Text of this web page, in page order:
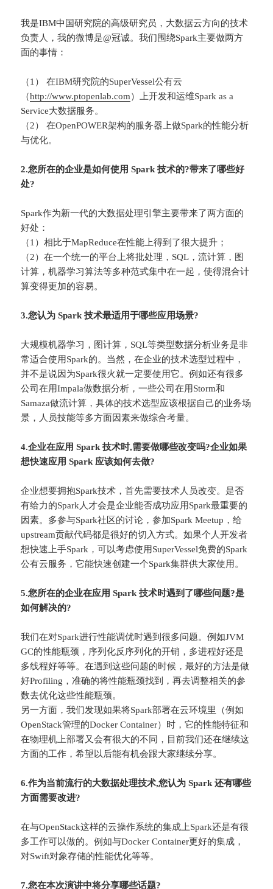
我是IBM中国研究院的高级研究员，大数据云方向的技术
负责人，我的微博是@冠诚。我们围绕Spark主要做两方
面的事情：
（1） 在IBM研究院的SuperVessel公有云
（http://www.ptopenlab.com）上开发和运维Spark as a
Service大数据服务。
（2） 在OpenPOWER架构的服务器上做Spark的性能分析
与优化。
2.您所在的企业是如何使用 Spark 技术的?带来了哪些好
处?
Spark作为新一代的大数据处理引擎主要带来了两方面的
好处：
（1）相比于MapReduce在性能上得到了很大提升；
（2）在一个统一的平台上将批处理，SQL，流计算，图
计算，机器学习算法等多种范式集中在一起，使得混合计
算变得更加的容易。
3.您认为 Spark 技术最适用于哪些应用场景?
大规模机器学习，图计算，SQL等类型数据分析业务是非
常适合使用Spark的。当然，在企业的技术选型过程中，
并不是说因为Spark很火就一定要使用它。例如还有很多
公司在用Impala做数据分析，一些公司在用Storm和
Samaza做流计算，具体的技术选型应该根据自己的业务场
景，人员技能等多方面因素来做综合考量。
4.企业在应用 Spark 技术时,需要做哪些改变吗?企业如果
想快速应用 Spark 应该如何去做?
企业想要拥抱Spark技术，首先需要技术人员改变。是否
有给力的Spark人才会是企业能否成功应用Spark最重要的
因素。多参与Spark社区的讨论，参加Spark Meetup，给
upstream贡献代码都是很好的切入方式。如果个人开发者
想快速上手Spark，可以考虑使用SuperVessel免费的Spark
公有云服务，它能快速创建一个Spark集群供大家使用。
5.您所在的企业在应用 Spark 技术时遇到了哪些问题?是
如何解决的?
我们在对Spark进行性能调优时遇到很多问题。例如JVM
GC的性能瓶颈，序列化反序列化的开销，多进程好还是
多线程好等等。在遇到这些问题的时候，最好的方法是做
好Profiling，准确的将性能瓶颈找到，再去调整相关的参
数去优化这些性能瓶颈。
另一方面，我们发现如果将Spark部署在云环境里（例如
OpenStack管理的Docker Container）时，它的性能特征和
在物理机上部署又会有很大的不同，目前我们还在继续这
方面的工作，希望以后能有机会跟大家继续分享。
6.作为当前流行的大数据处理技术,您认为 Spark 还有哪些
方面需要改进?
在与OpenStack这样的云操作系统的集成上Spark还是有很
多工作可以做的。例如与Docker Container更好的集成，
对Swift对象存储的性能优化等等。
7.您在本次演讲中将分享哪些话题?